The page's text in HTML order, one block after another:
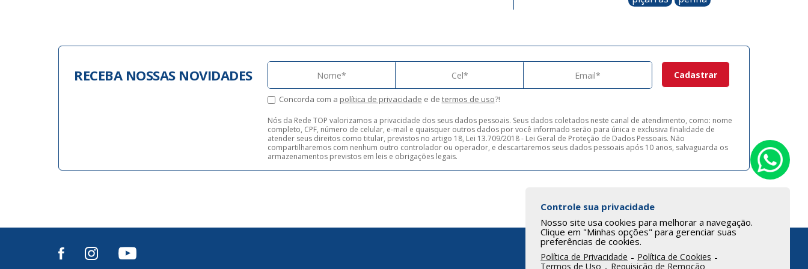
RECEBA NOSSAS NOVIDADES
Concorda com a política de privacidade e de termos de uso?!
Nós da Rede TOP valorizamos a privacidade dos seus dados pessoais. Seus dados coletados neste canal de atendimento, como: nome
completo, CPF, número de celular, e-mail e quaisquer outros dados por você informado serão para única e exclusiva finalidade de
atender seus direitos como titular, previstos no artigo 18, Lei 13.709/2018 - Lei Geral de Proteção de Dados Pessoais. Não
compartilharemos com nenhum outro controlador ou operador, e descartaremos seus dados pessoais após 10 anos, salvaguarda os
armazenamentos previstos em leis e obrigações legais.
Controle sua privacidade
Nosso site usa cookies para melhorar a navegação.
Clique em "Minhas opções" para gerenciar suas
preferências de cookies.
Política de Privacidade - Política de Cookies -
Termos de Uso - Requisição de Remoção